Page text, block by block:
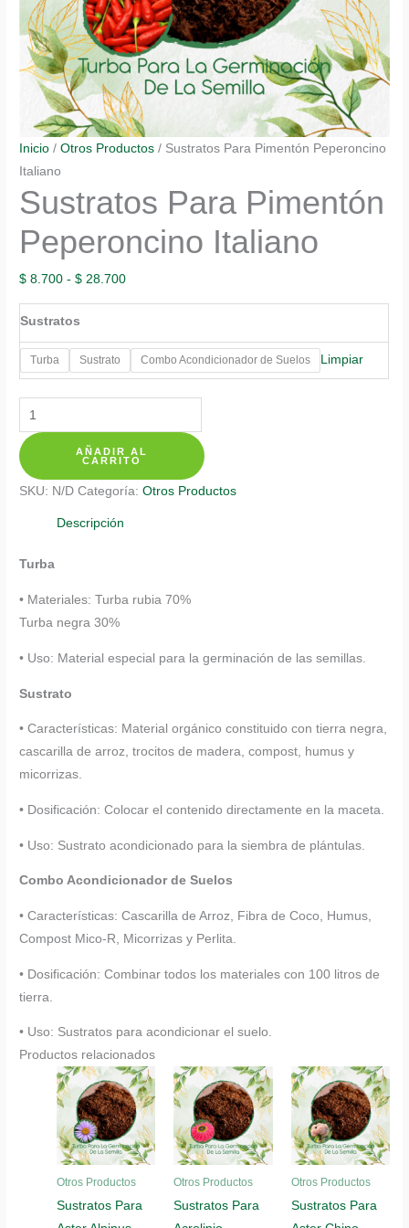
Inicio /Otros Productos / Sustratos Para Pimentón Peperoncino
Italiano
Sustratos Para Pimentón
Peperoncino Italiano
$ 8.700 - $ 28.700Rango
de
desde
$ 8.700
Sustratos
Turba Sustrato Combo Acondicionador de Suelos Limpiar
Sustratos
Para
Pimentón
Peperoncino
Italiano
cantidad
AÑADIR AL
CARRITO
SKU: N/D Categoría:Otros Productos
Descripción
Turba
• Materiales: Turba rubia 70%
Turba negra 30%
• Uso: Material especial para la germinación de las semillas.
Sustrato
• Características: Material orgánico constituido con tierra negra,
cascarilla de arroz, trocitos de madera, compost, humus y
micorrizas.
• Dosificación: Colocar el contenido directamente en la maceta.
• Uso: Sustrato acondicionado para la siembra de plántulas.
Combo Acondicionador de Suelos
• Características: Cascarilla de Arroz, Fibra de Coco, Humus,
Compost Mico-R, Micorrizas y Perlita.
• Dosificación: Combinar todos los materiales con 100 litros de
tierra.
• Uso: Sustratos para acondicionar el suelo.
Productos relacionados
Otros Productos
Sustratos Para
Otros Productos
Sustratos Para
Otros Productos
Sustratos Para